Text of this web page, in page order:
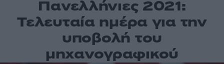
Πανελλήνιες 2021:
Τελευταία ημέρα για την
υποβολή του
μηχανογραφικού